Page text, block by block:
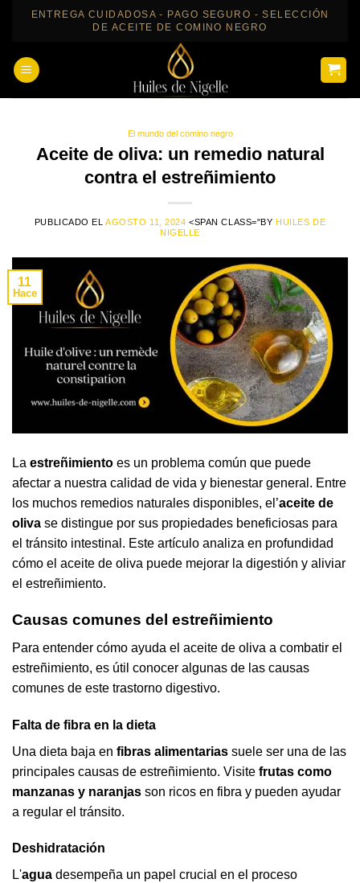
SaltarENTREGA CUIDADOSA - PAGO SEGURO - SELECCIÓN
DE ACEITE DE COMINO NEGRO
El mundo del comino negro
Aceite de oliva: un remedio natural
contra el estreñimiento
PUBLICADO ELAGOSTO 11, 2024 <SPAN CLASS="BYHUILES DE
NIGELLE
11
Hace
La estreñimiento es un problema común que puede
afectar a nuestra calidad de vida y bienestar general. Entre
los muchos remedios naturales disponibles, el’aceite de
oliva se distingue por sus propiedades beneficiosas para
el tránsito intestinal. Este artículo analiza en profundidad
cómo el aceite de oliva puede mejorar la digestión y aliviar
el estreñimiento.
Causas comunes del estreñimiento
Para entender cómo ayuda el aceite de oliva a combatir el
estreñimiento, es útil conocer algunas de las causas
comunes de este trastorno digestivo.
Falta de fibra en la dieta
Una dieta baja en fibras alimentarias suele ser una de las
principales causas de estreñimiento. Visite frutas como
manzanas y naranjas son ricos en fibra y pueden ayudar
a regular el tránsito.
Deshidratación
L'agua desempeña un papel crucial en el proceso